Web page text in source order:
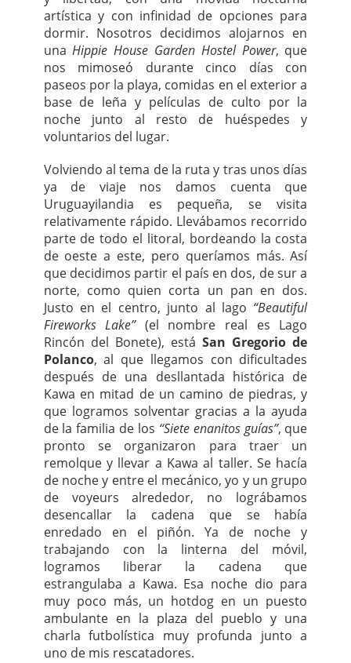
artística y con infinidad de opciones para
dormir. Nosotros decidimos alojarnos en
unaHippie House Garden Hostel Power, que
nos mimoseó durante cinco días con
paseos por la playa, comidas en el exterior a
base de leña y películas de culto por la
noche junto al resto de huéspedes y
voluntarios del lugar.
Volviendo al tema de la ruta y tras unos días
ya de viaje nos damos cuenta que
Uruguayilandia es pequeña, se visita
relativamente rápido. Llevábamos recorrido
parte de todo el litoral, bordeando la costa
de oeste a este, pero queríamos más. Así
que decidimos partir el país en dos, de sur a
norte, como quien corta un pan en dos.
Justo en el centro, junto al lago “Beautiful
Fireworks Lake” (el nombre real es Lago
Rincón del Bonete), estáSan Gregorio de
Polanco, al que llegamos con dificultades
después de una desllantada histórica de
Kawa en mitad de un camino de piedras, y
que logramos solventar gracias a la ayuda
de la familia de los “Siete enanitos guías”, que
pronto se organizaron para traer un
remolque y llevar a Kawa al taller. Se hacía
de noche y entre el mecánico, yo y un grupo
de voyeurs alrededor, no lográbamos
desencallar la cadena que se había
enredado en el piñón. Ya de noche y
trabajando con la linterna del móvil,
logramos liberar la cadena que
estrangulaba a Kawa. Esa noche dio para
muy poco más, un hotdog en un puesto
ambulante en la plaza del pueblo y una
charla futbolística muy profunda junto a
uno de mis rescatadores.